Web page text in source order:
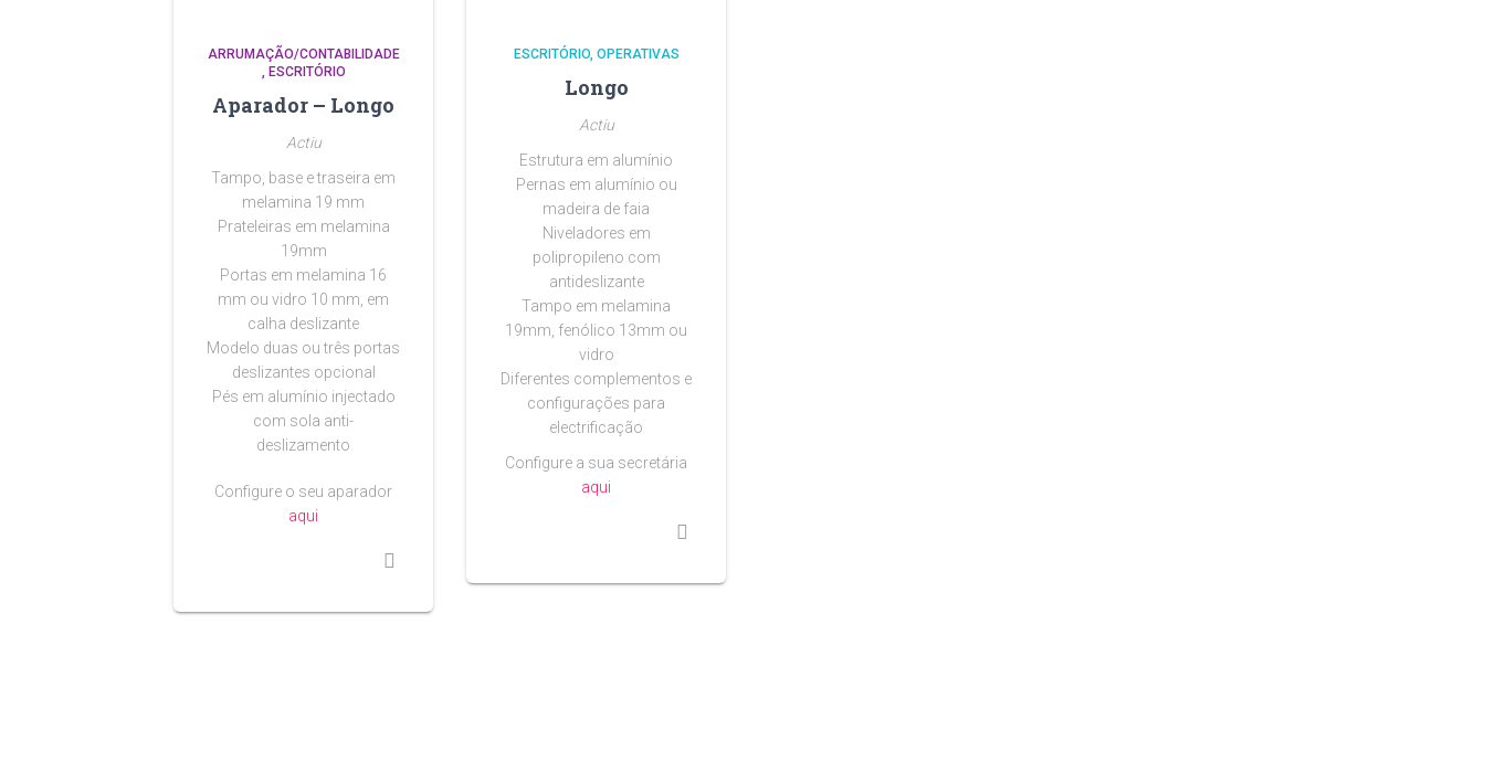
ARRUMAÇÃO/CONTABILIDADE
ESCRITÓRIO
Aparador – Longo
Actiu
Tampo, base e traseira em
melamina 19 mm
Prateleiras em melamina
19mm
Portas em melamina 16
mm ou vidro 10 mm, em
calha deslizante
Modelo duas ou três portas
deslizantes opcional
Pés em alumínio injectado
com sola anti-
deslizamento
Configure o seu aparador
aqui
ESCRITÓRIO OPERATIVAS
Longo
Actiu
Estrutura em alumínio
Pernas em alumínio ou
madeira de faia
Niveladores em
polipropileno com
antideslizante
Tampo em melamina
19mm, fenólico 13mm ou
vidro
Diferentes complementos e
configurações para
electrificação
Configure a sua secretária
aqui